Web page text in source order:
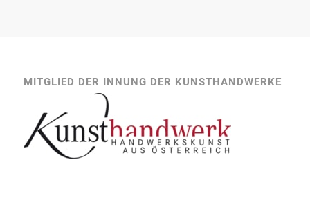
MITGLIED DER INNUNG DER KUNSTHANDWERKE